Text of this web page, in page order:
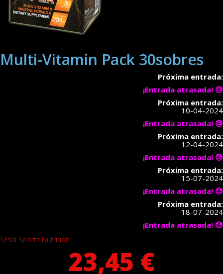
Multi-Vitamin Pack 30sobres
Próxima entrada:
¡Entrada atrasada! 😓
Próxima entrada:
10-04-2024
¡Entrada atrasada! 😓
Próxima entrada:
12-04-2024
¡Entrada atrasada! 😓
Próxima entrada:
15-07-2024
¡Entrada atrasada! 😓
Próxima entrada:
18-07-2024
¡Entrada atrasada! 😓
Tesla Sports Nutrition
23,45 €